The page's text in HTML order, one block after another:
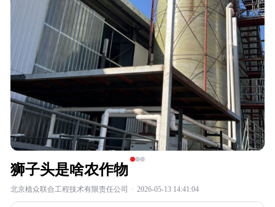
狮子头是啥农作物
北京植众联合工程技术有限责任公司 · 2026-05-13 14:41:04